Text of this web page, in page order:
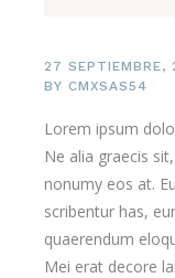
27 SEPTIEMBRE,
BY CMXSAS54
Lorem ipsum
Ne alia graecis
nonumy eos at.
scribentur has,
quaerendum
Mei erat decore